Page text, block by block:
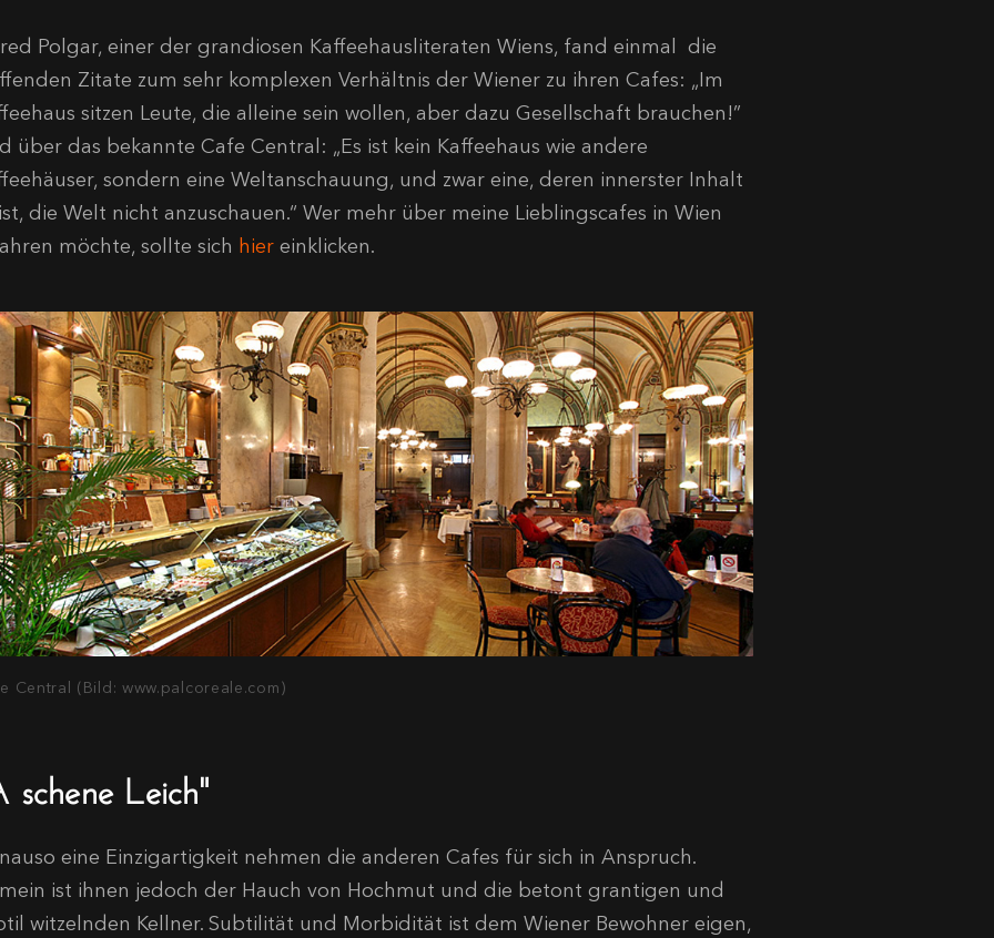
Polgar, einer der grandiosen Kaffeehausliteraten Wiens, fand einmal die
Zitate zum sehr komplexen Verhältnis der Wiener zu ihren Cafes: „Im
sitzen Leute, die alleine sein wollen, aber dazu Gesellschaft brauchen!”
über das bekannte Cafe Central: „Es ist kein Kaffeehaus wie andere
sondern eine Weltanschauung, und zwar eine, deren innerster ­Inhalt
die Welt nicht anzuschauen.“ Wer mehr über meine Lieblingscafes in Wien
möchte, sollte sich hier einklicken.
Central (Bild: www.palcoreale.com)
schene Leich"
eine Einzigartigkeit nehmen die anderen Cafes für sich in Anspruch.
ist ihnen jedoch der Hauch von Hochmut und die betont grantigen und
witzelnden Kellner. Subtilität und Morbidität ist dem Wiener Bewohner eigen,